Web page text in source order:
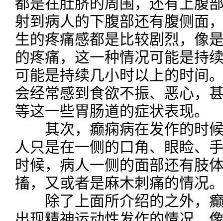
射到病人的下腹部还有腹侧面
生的疼痛感都是比较剧烈，像
的疼痛，这一种情况可能是持
可能是持续几小时以上的时间
会经常感到食欲不振、恶心，
等这一些胃肠道的症状表现。
其次，癫痫病在发作的时候
人只是在一侧的口角、眼睑、
时候，病人一侧的面部还有肢
搐，又或者是麻木刺痛的情况
除了上面所介绍的之外，癫